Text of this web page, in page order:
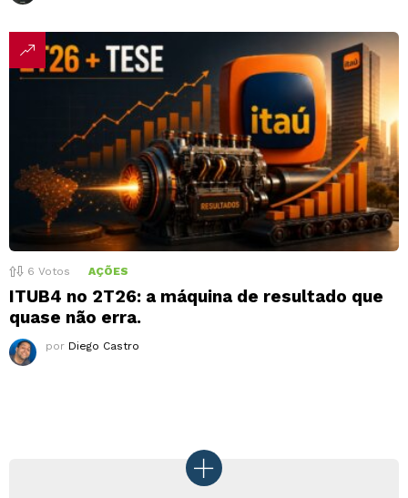
6 Votos AÇÕES
ITUB4 no 2T26: a máquina de resultado que
quase não erra.
por Diego Castro